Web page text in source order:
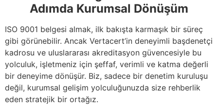
Adımda Kurumsal Dönüşüm
ISO 9001 belgesi almak, ilk bakışta karmaşık bir süreç
gibi görünebilir. Ancak Vertacert’in deneyimli başdenetçi
kadrosu ve uluslararası akreditasyon güvencesiyle bu
yolculuk, işletmeniz için şeffaf, verimli ve katma değerli
bir deneyime dönüşür. Biz, sadece bir denetim kuruluşu
değil, kurumsal gelişim yolculuğunuzda size rehberlik
eden stratejik bir ortağız.